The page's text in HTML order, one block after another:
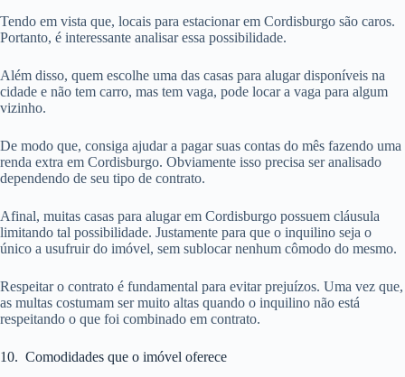
Tendo em vista que, locais para estacionar em Cordisburgo são caros.
Portanto, é interessante analisar essa possibilidade.
Além disso, quem escolhe uma das casas para alugar disponíveis na
cidade e não tem carro, mas tem vaga, pode locar a vaga para algum
vizinho.
De modo que, consiga ajudar a pagar suas contas do mês fazendo uma
renda extra em Cordisburgo. Obviamente isso precisa ser analisado
dependendo de seu tipo de contrato.
Afinal, muitas casas para alugar em Cordisburgo possuem cláusula
limitando tal possibilidade. Justamente para que o inquilino seja o
único a usufruir do imóvel, sem sublocar nenhum cômodo do mesmo.
Respeitar o contrato é fundamental para evitar prejuízos. Uma vez que,
as multas costumam ser muito altas quando o inquilino não está
respeitando o que foi combinado em contrato.
10. Comodidades que o imóvel oferece